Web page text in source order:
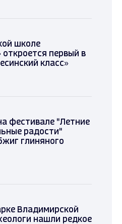
школе
первый в
класс»
фестивале "Летние
радости"
глиняного
Владимирской
нашли редкое